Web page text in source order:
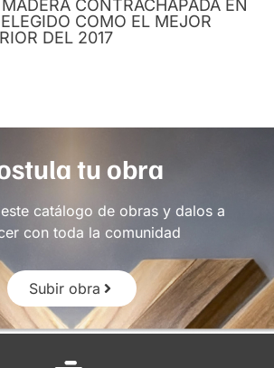
CONTRACHAPADA EN
COMO EL MEJOR
DEL 2017
tu obra
catálogo de obras y dalos a
con toda la comunidad
Subir obra